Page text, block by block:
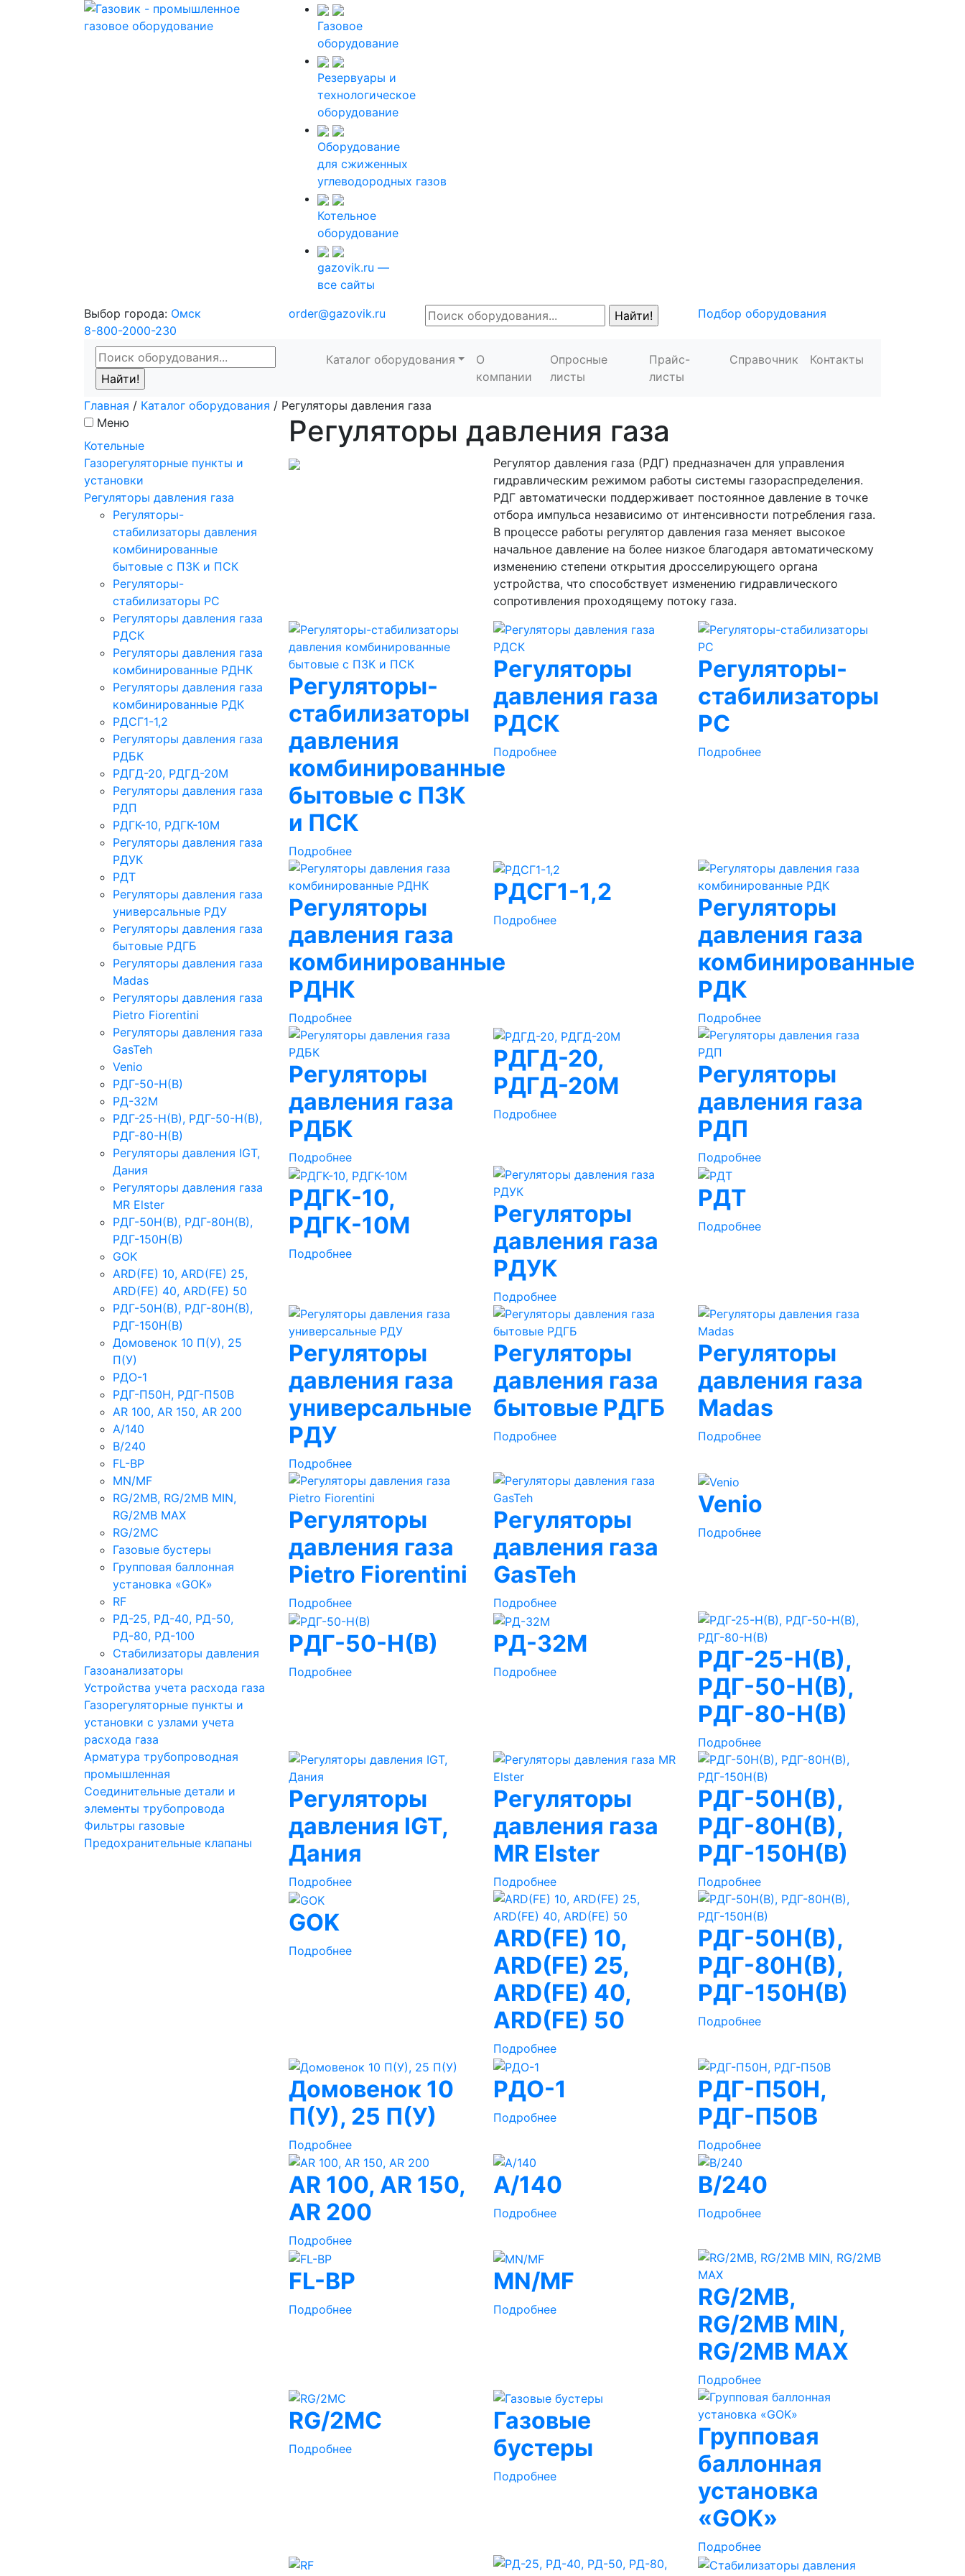
Газовое
оборудование
Резервуары и
технологическое
оборудование
Оборудование
для сжиженных
углеводородных газов
Котельное
оборудование
gazovik.ru —
все сайты
Выбор города: Омск
8-800-2000-230
order@gazovik.ru Подбор оборудования
Каталог оборудования
О
компании
Опросные
листы
Прайс-
листы
Справочник Контакты
Главная / Каталог оборудования / Регуляторы давления газа
Меню
Котельные
Газорегуляторные пункты и
установки
Регуляторы давления газа
Регуляторы-
стабилизаторы давления
комбинированные
бытовые с ПЗК и ПСК
Регуляторы-
стабилизаторы РС
Регуляторы давления газа
РДСК
Регуляторы давления газа
комбинированные РДНК
Регуляторы давления газа
комбинированные РДК
РДСГ1-1,2
Регуляторы давления газа
РДБК
РДГД-20, РДГД-20М
Регуляторы давления газа
РДП
РДГК-10, РДГК-10М
Регуляторы давления газа
РДУК
РДТ
Регуляторы давления газа
универсальные РДУ
Регуляторы давления газа
бытовые РДГБ
Регуляторы давления газа
Madas
Регуляторы давления газа
Рietro Fiorentini
Регуляторы давления газа
GasTeh
Venio
РДГ-50-Н(В)
РД-32М
РДГ-25-Н(В), РДГ-50-Н(В),
РДГ-80-Н(В)
Регуляторы давления IGT,
Дания
Регуляторы давления газа
MR Elster
РДГ-50Н(В), РДГ-80Н(В),
РДГ-150Н(В)
GOK
ARD(FE) 10, ARD(FE) 25,
ARD(FE) 40, ARD(FE) 50
РДГ-50Н(В), РДГ-80Н(В),
РДГ-150Н(В)
Домовенок 10 П(У), 25
П(У)
РДО-1
РДГ-П50Н, РДГ-П50В
AR 100, AR 150, AR 200
A/140
B/240
FL-BP
MN/MF
RG/2MB, RG/2MB MIN,
RG/2MB MAX
RG/2MC
Газовые бустеры
Групповая баллонная
установка «GOK»
RF
РД-25, РД-40, РД-50,
РД-80, РД-100
Стабилизаторы давления
Газоанализаторы
Устройства учета расхода газа
Газорегуляторные пункты и
установки с узлами учета
расхода газа
Арматура трубопроводная
промышленная
Соединительные детали и
элементы трубопровода
Фильтры газовые
Предохранительные клапаны
Регуляторы давления газа
Регулятор давления газа (РДГ) предназначен для управления
гидравлическим режимом работы системы газораспределения.
РДГ автоматически поддерживает постоянное давление в точке
отбора импульса независимо от интенсивности потребления газа.
В процессе работы регулятор давления газа меняет высокое
начальное давление на более низкое благодаря автоматическому
изменению степени открытия дросселирующего органа
устройства, что способствует изменению гидравлического
сопротивления проходящему потоку газа.
Регуляторы-
стабилизаторы
давления
комбинированные
бытовые с ПЗК
и ПСК
Подробнее
Регуляторы
давления газа
РДСК
Подробнее
Регуляторы-
стабилизаторы
РС
Подробнее
Регуляторы
давления газа
комбинированные
РДНК
Подробнее
РДСГ1-1,2
Подробнее
Регуляторы
давления газа
комбинированные
РДК
Подробнее
Регуляторы
давления газа
РДБК
Подробнее
РДГД-20,
РДГД-20М
Подробнее
Регуляторы
давления газа
РДП
Подробнее
РДГК-10,
РДГК-10М
Подробнее
Регуляторы
давления газа
РДУК
Подробнее
РДТ
Подробнее
Регуляторы
давления газа
универсальные
РДУ
Подробнее
Регуляторы
давления газа
бытовые РДГБ
Подробнее
Регуляторы
давления газа
Madas
Подробнее
Регуляторы
давления газа
Рietro Fiorentini
Подробнее
Регуляторы
давления газа
GasTeh
Подробнее
Venio
Подробнее
РДГ-50-Н(В)
Подробнее
РД-32М
Подробнее
РДГ-25-Н(В),
РДГ-50-Н(В),
РДГ-80-Н(В)
Подробнее
Регуляторы
давления IGT,
Дания
Подробнее
Регуляторы
давления газа
MR Elster
Подробнее
РДГ-50Н(В),
РДГ-80Н(В),
РДГ-150Н(В)
Подробнее
GOK
Подробнее
ARD(FE) 10,
ARD(FE) 25,
ARD(FE) 40,
ARD(FE) 50
Подробнее
РДГ-50Н(В),
РДГ-80Н(В),
РДГ-150Н(В)
Подробнее
Домовенок 10
П(У), 25 П(У)
Подробнее
РДО-1
Подробнее
РДГ-П50Н,
РДГ-П50В
Подробнее
AR 100, AR 150,
AR 200
Подробнее
A/140
Подробнее
B/240
Подробнее
FL-BP
Подробнее
MN/MF
Подробнее
RG/2MB,
RG/2MB MIN,
RG/2MB MAX
Подробнее
RG/2MC
Подробнее
Газовые
бустеры
Подробнее
Групповая
баллонная
установка
«GOK»
Подробнее